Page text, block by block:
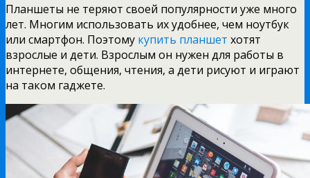
Планшеты не теряют своей популярности уже много
лет. Многим использовать их удобнее, чем ноутбук
или смартфон. Поэтому купить планшет хотят
взрослые и дети. Взрослым он нужен для работы в
интернете, общения, чтения, а дети рисуют и играют
на таком гаджете.